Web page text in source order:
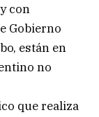
con
Gobierno
están en
no
que realiza